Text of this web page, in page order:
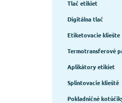
Tlač etikiet
Digitálna tlač
Etiketovacie kliešte
Termotransferové
Aplikátory etikiet
Splintovacie klieště
Pokladničné